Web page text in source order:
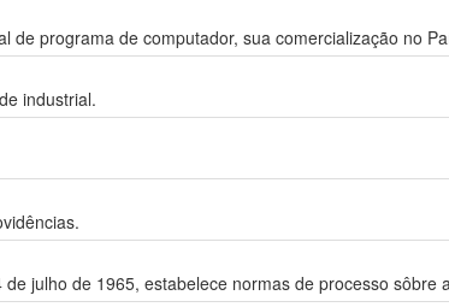
de programa de computador, sua comercialização no
industrial.
julho de 1965, estabelece normas de processo sôbre